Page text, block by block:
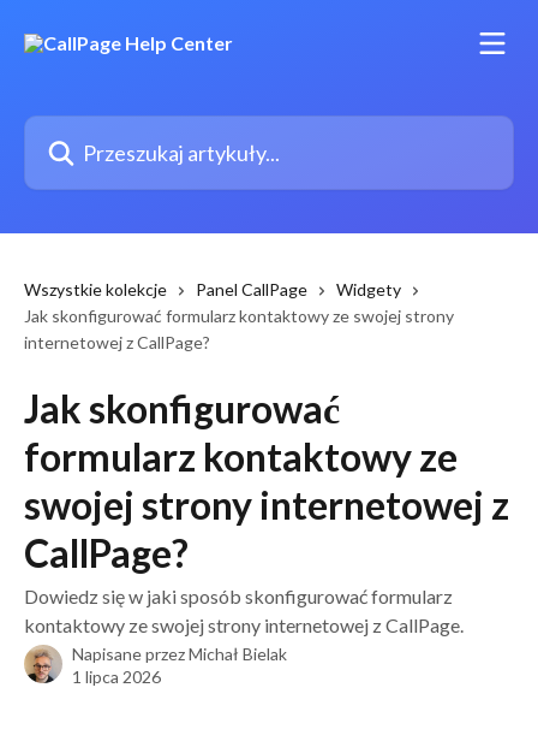
Przeszukaj artykuły...
Wszystkie kolekcje Panel CallPage
Widgety
Jak skonfigurować formularz kontaktowy ze swojej strony
internetowej z CallPage?
Jak skonfigurować
formularz kontaktowy ze
swojej strony internetowej z
CallPage?
Dowiedz się w jaki sposób skonfigurować formularz
kontaktowy ze swojej strony internetowej z CallPage.
Napisane przezMichał Bielak
1 lipca 2026